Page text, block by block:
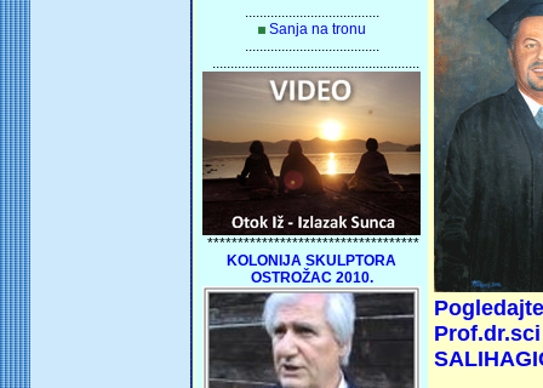
.....................................
Sanja na tronu
.....................................
.........................................................
***********************************
KOLONIJA SKULPTORA
OSTROŽAC 2010.